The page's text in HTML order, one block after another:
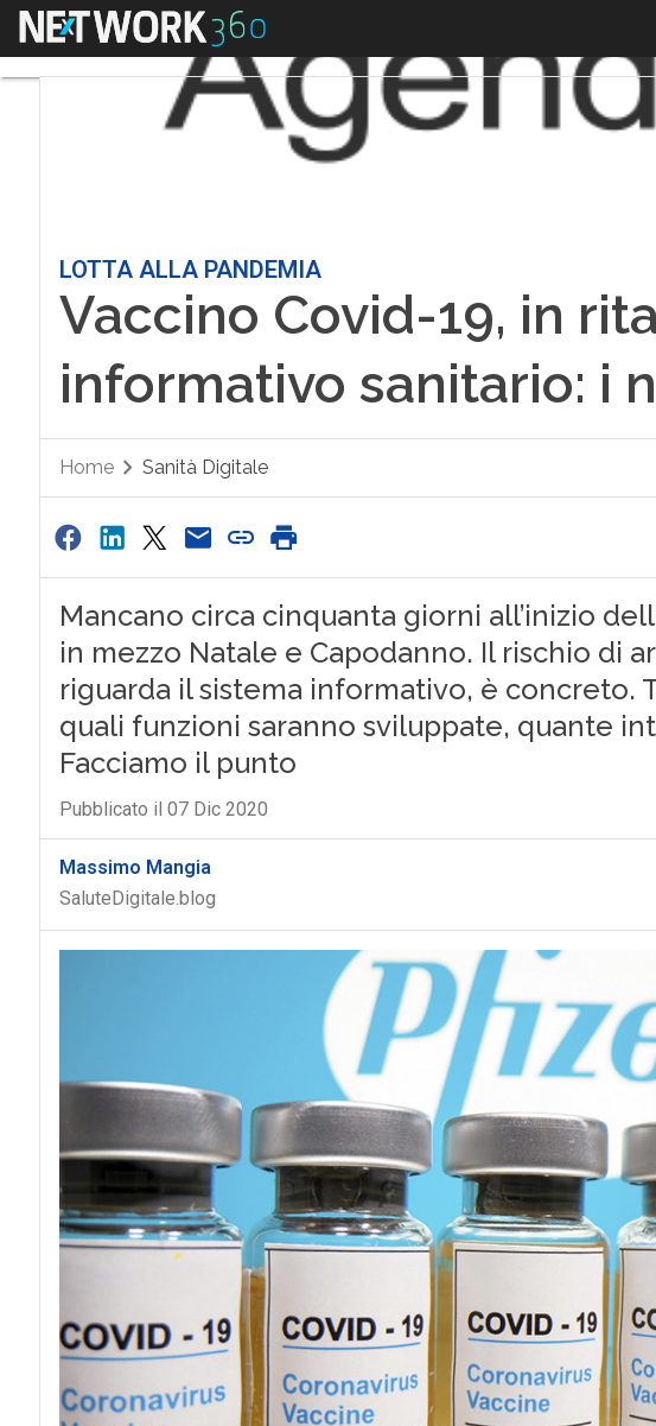
Menu
LOTTA ALLA PANDEMIA
Vaccino Covid-19, in
informativo sanitario: i
Home Sanità Digitale
Mancano circa cinquanta giorni all’inizio
in mezzo Natale e Capodanno. Il rischio di
riguarda il sistema informativo, è concreto.
quali funzioni saranno sviluppate, quante
Facciamo il punto
Pubblicato il 07 Dic 2020
Massimo Mangia
SaluteDigitale.blog